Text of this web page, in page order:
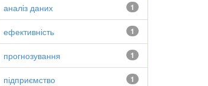
1
аналіз даних
1
ефективність
1
прогнозування
1
підприємство